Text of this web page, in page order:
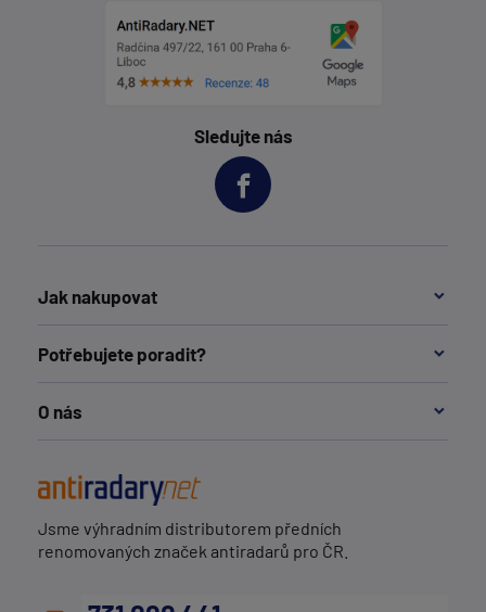
Sledujte nás
Jak nakupovat
Potřebujete poradit?
O nás
Jsme výhradním distributorem předních
renomovaných značek antiradarů pro ČR.